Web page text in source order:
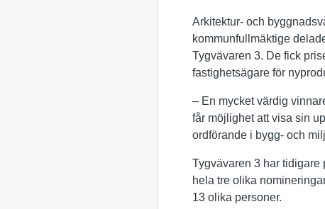
Arkitektur- och
kommunfullmäktige
Tygvävaren 3. De fick
fastighetsägare för
– En mycket värdig
får möjlighet att visa sin
ordförande i bygg- och
Tygvävaren 3 har tidigare
hela tre olika
13 olika personer.